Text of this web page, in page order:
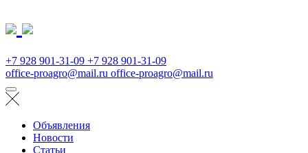
+7 928 901-31-09 +7 928 901-31-09
office-proagro@mail.ru office-proagro@mail.ru
Объявления
Новости
Статьи